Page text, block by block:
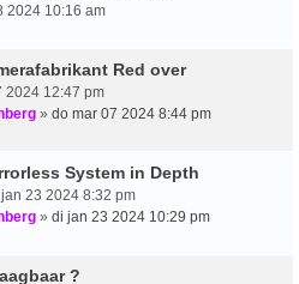
2024 10:16 am
Red over
2024 12:47 pm
» do mar 07 2024 8:44 pm
System in Depth
23 2024 8:32 pm
» di jan 23 2024 10:29 pm
?